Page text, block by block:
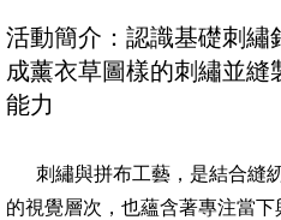
活動簡介： 認識基礎刺繡
成薰衣草圖樣的刺繡並
能力
刺繡與拼布工藝，是結合縫
的視覺層次，也蘊含著專注當